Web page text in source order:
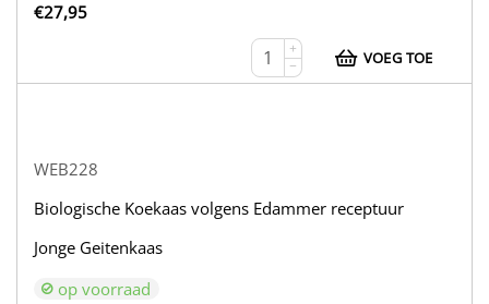
€27,95
+
−
VOEG TOE
WEB228
Biologische Koekaas volgens Edammer receptuur
Jonge Geitenkaas
op voorraad